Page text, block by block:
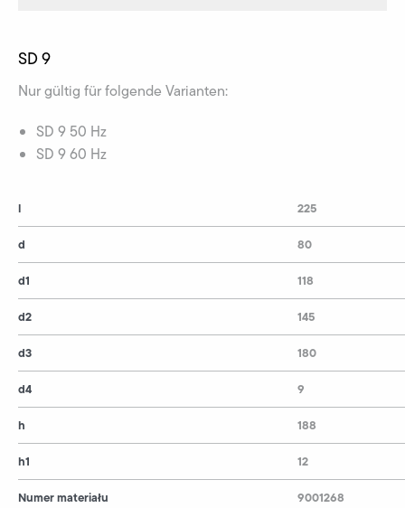
SD 9
Nur gültig für folgende Varianten:
SD 9 50 Hz
SD 9 60 Hz
l
d
d1
d2
d3
d4
h
h1
Numer materiału
225
80
118
145
180
9
188
12
9001268